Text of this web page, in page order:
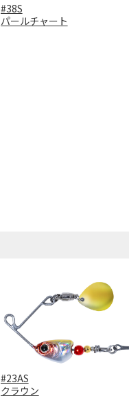
#38S
パールチャート
#23AS
クラウン